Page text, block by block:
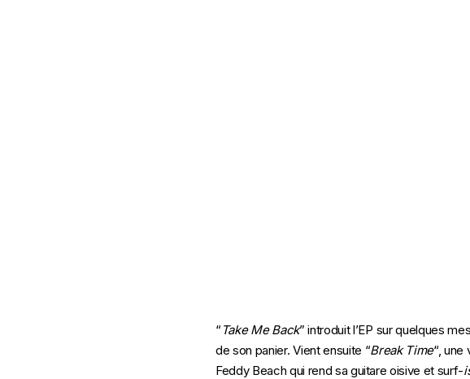
“ Take Me Back” introduit l’EP sur quelques
de son panier. Vient ensuite “Break Time“, une
Feddy Beach qui rend sa guitare oisive et surf-